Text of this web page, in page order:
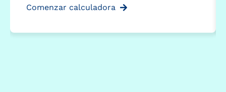
Comenzar calculadora